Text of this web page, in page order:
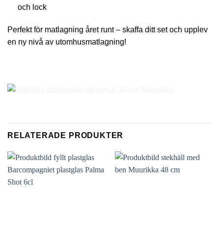
och lock
Perfekt för matlagning året runt – skaffa ditt set och upplev
en ny nivå av utomhusmatlagning!
RELATERADE PRODUKTER